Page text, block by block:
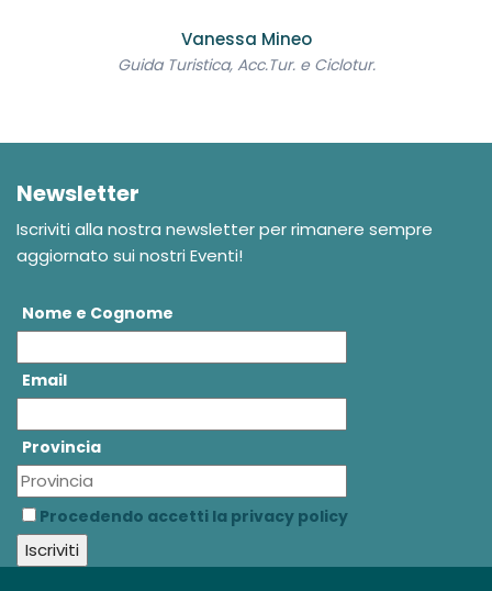
Vanessa Mineo
Guida Turistica, Acc.Tur. e Ciclotur.
Newsletter
Iscriviti alla nostra newsletter per rimanere sempre
aggiornato sui nostri Eventi!
Nome e Cognome
Email
Provincia
Procedendo accetti la privacy policy